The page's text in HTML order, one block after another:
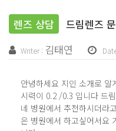
렌즈 상담 드림렌즈
Writer : 김태연
안녕하세요 지인 소개로 알
시력이 0.2 /0.3 입니다 드
네 병원에서 추천하시더라
은 병원에서 하고싶어서요